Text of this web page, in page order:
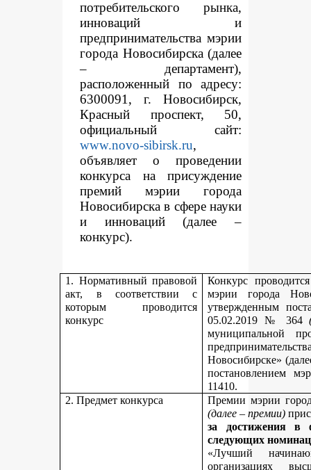
потребительского рынка,
инноваций и
предпринимательства мэрии
города Новосибирска (далее
– департамент),
расположенный по адресу:
6300091, г. Новосибирск,
Красный проспект, 50,
официальный сайт:
www.novo-sibirsk.ru,
объявляет о проведении
конкурса на присуждение
премий мэрии города
Новосибирска в сфере науки
и инноваций (далее –
конкурс).
1. Нормативный правовой
акт, в соответствии с
которым проводится
конкурс
Конкурс
мэрии города
утвержденным
05.02.2019 № 364
муниципальной
Новосибирске»
постановлением
11410.
2. Предмет конкурса
Премии мэрии
(далее – премии)
за достижения в
следующих
«Лучший
организациях